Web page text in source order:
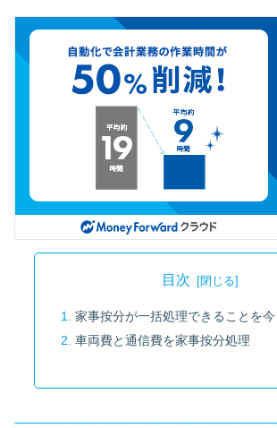
目次
家事按分が一括処理できることを
車両費と通信費を家事按分処理